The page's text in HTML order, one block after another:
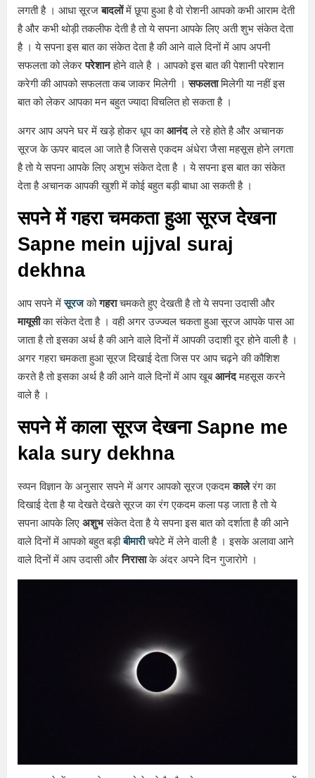
लगती है । आधा सूरजबादलोंमें छूपा हुआ है वो रोशनी आपको कभी आराम देती
है और कभी थोड़ी तकलीफ देती है तो ये सपना आपके लिए अती शुभ संकेत देता
है । ये सपना इस बात का संकेत देता है की आने वाले दिनों में आप अपनी
सफलता को लेकरपरेशानहोने वाले है । आपको इस बात की पेशानी परेशान
करेगी की आपको सफलता कब जाकर मिलेगी ।सफलतामिलेगी या नहीं इस
बात को लेकर आपका मन बहुत ज्यादा विचलित हो सकता है ।
अगर आप अपने घर में खड़े होकर धूप काआनंदले रहे होते है और अचानक
सूरज के ऊपर बादल आ जाते है जिससे एकदम अंधेरा जैसा महसूस होने लगता
है तो ये सपना आपके लिए अशुभ संकेत देता है । ये सपना इस बात का संकेत
देता है अचानक आपकी खुशी में कोई बहुत बड़ी बाधा आ सकती है ।
सपने में गहरा चमकता हुआ सूरज देखना
Sapne mein ujjval suraj
dekhna
आप सपने मेंसूरजकोगहराचमकते हुए देखती है तो ये सपना उदासी और
मायूसीका संकेत देता है । वही अगर उज्ज्वल चकता हुआ सूरज आपके पास आ
जाता है तो इसका अर्थ है की आने वाले दिनों में आपकी उदाशी दूर होने वाली है ।
अगर गहरा चमकता हुआ सूरज दिखाई देता जिस पर आप चढ़ने की कौशिश
करते है तो इसका अर्थ है की आने वाले दिनों में आप खूबआनंदमहसूस करने
वाले है ।
सपने में काला सूरज देखना Sapne me
kala sury dekhna
स्व्पन विज्ञान के अनुसार सपने में अगर आपको सूरज एकदमकालेरंग का
दिखाई देता है या देखते देखते सूरज का रंग एकदम कला पड़ जाता है तो ये
सपना आपके लिए अशुभसंकेत देता है ये सपना इस बात को दर्शाता है की आने
वाले दिनों में आपको बहुत बड़ीबीमारीचपेटे में लेने वाली है । इसके अलावा आने
वाले दिनों में आप उदासी औरनिरासाके अंदर अपने दिन गुजारोगे ।